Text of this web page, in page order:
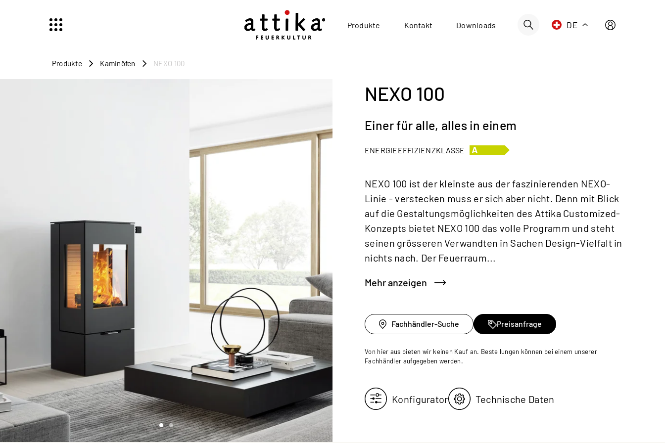
Schweiz | Deutsch
France | français
Frankreich | Deutsch
Italien | Deutsch
Global | english
Produkte Kontakt Downloads DE
Produkte Kaminöfen NEXO 100
NEXO 100
Einer für alle, alles in einem
ENERGIEEFFIZIENZKLASSE
NEXO 100 ist der kleinste aus der faszinierenden NEXO-
Linie - verstecken muss er sich aber nicht. Denn mit Blick
auf die Gestaltungsmöglichkeiten des Attika Customized-
Konzepts bietet NEXO 100 das volle Programm und steht
seinen grösseren Verwandten in Sachen Design-Vielfalt in
nichts nach. Der Feuerraum...
Mehr anzeigen
Fachhändler-Suche Preisanfrage
Von hier aus bieten wir keinen Kauf an. Bestellungen können bei einem unserer
Fachhändler aufgegeben werden.
Konfigurator Technische Daten